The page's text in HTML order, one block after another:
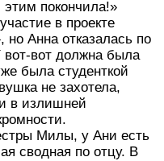
покончила!»
в проекте
но Анна отказалась по
вот-вот должна была
была студенткой
не захотела,
в излишней
Милы, у Ани есть
сводная по отцу. В